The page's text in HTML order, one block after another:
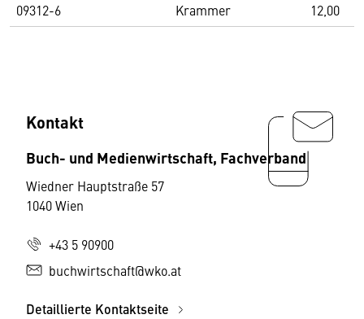
09312-6
Krammer
12,00
Kontakt
Buch- und Medienwirtschaft, Fachverband
Wiedner Hauptstraße 57
1040 Wien
+43 5 90900
buchwirtschaft@wko.at
Detaillierte Kontaktseite